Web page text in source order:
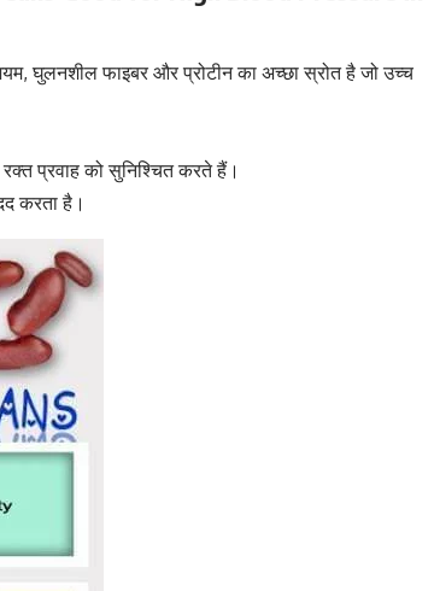
घुलनशील फाइबर और प्रोटीन का अच्छा स्रोत है जो उच्च
प्रवाह को सुनिश्चित करते हैं।
करता है।